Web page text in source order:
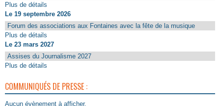
Plus de détails
Le 19 septembre 2026
Forum des associations aux Fontaines avec la fête de la musique
Plus de détails
Le 23 mars 2027
Assises du Journalisme 2027
Plus de détails
COMMUNIQUÉS DE PRESSE :
Aucun évènement à afficher.